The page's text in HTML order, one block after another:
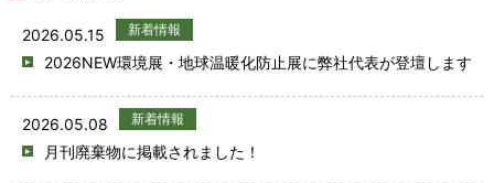
2026.05.15 新着情報
2026NEW環境展・地球温暖化防止展に弊社代表が登壇します
2026.05.08 新着情報
月刊廃棄物に掲載されました！